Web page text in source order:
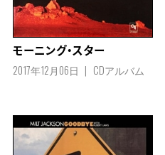
モーニング・スター
2017年12月06日 CDアルバム